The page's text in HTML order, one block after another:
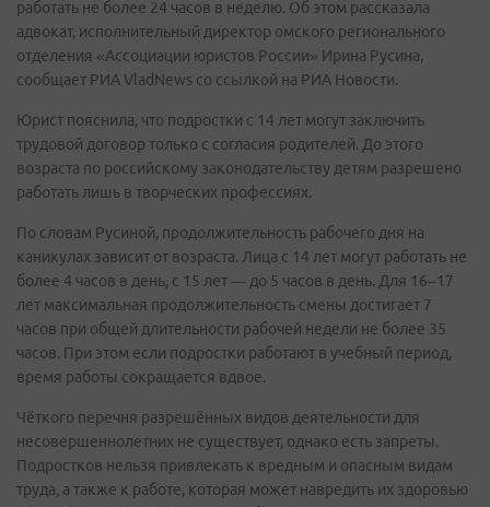
работать не более 24 часов в неделю. Об этом рассказала
адвокат, исполнительный директор омского регионального
отделения «Ассоциации юристов России» Ирина Русина,
сообщает РИА VladNews со ссылкой на РИА Новости.
Юрист пояснила, что подростки с 14 лет могут заключить
трудовой договор только с согласия родителей. До этого
возраста по российскому законодательству детям разрешено
работать лишь в творческих профессиях.
По словам Русиной, продолжительность рабочего дня на
каникулах зависит от возраста. Лица с 14 лет могут работать не
более 4 часов в день, с 15 лет — до 5 часов в день. Для 16–17
лет максимальная продолжительность смены достигает 7
часов при общей длительности рабочей недели не более 35
часов. При этом если подростки работают в учебный период,
время работы сокращается вдвое.
Чёткого перечня разрешённых видов деятельности для
несовершеннолетних не существует, однако есть запреты.
Подростков нельзя привлекать к вредным и опасным видам
труда, а также к работе, которая может навредить их здоровью